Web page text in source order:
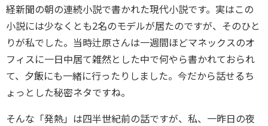
経新聞の朝の連続小説で書かれた現代小説です。実はこの
小説には少なくとも2名のモデルが居たのですが、そのひと
りが私でした。当時辻原さんは一週間ほどマネックスのオ
フィスに一日中居て雑然とした中で何やら書かれておられ
て、夕飯にも一緒に行ったりしました。今だから話せるち
ょっとした秘密ネタですね。
そんな「発熱」は四半世紀前の話ですが、私、一昨日の夜